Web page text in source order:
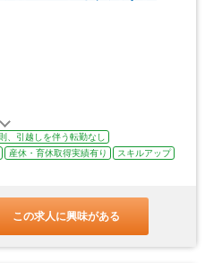
、引越しを伴う転勤なし
産休・育休取得実績有り
スキルアップ
この求人に興味がある